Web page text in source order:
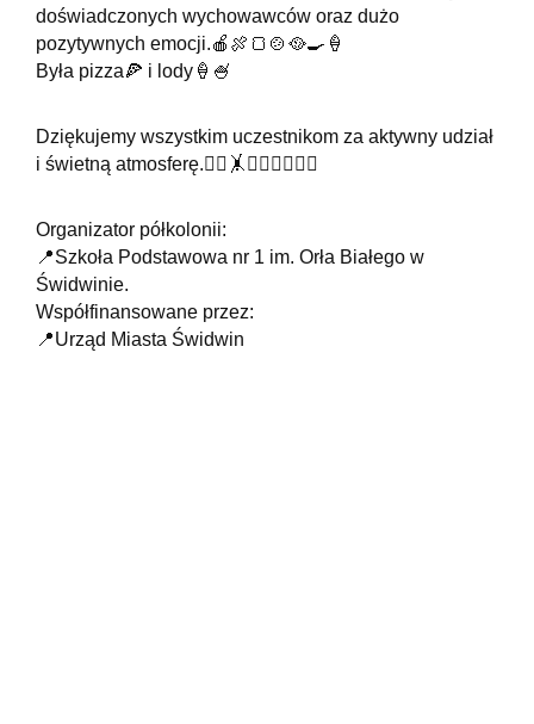
doświadczonych wychowawców oraz dużo
pozytywnych emocji.🍎🍖🍞🍲🥘🍳🍦
Była pizza🍕 i lody🍦🍧
Dziękujemy wszystkim uczestnikom za aktywny udział
i świetną atmosferę.🤸‍♂️🤸🤹‍♂️🙆‍♂️🙋‍♀️
Organizator półkolonii:
📍Szkoła Podstawowa nr 1 im. Orła Białego w
Świdwinie.
Współfinansowane przez:
📍Urząd Miasta Świdwin